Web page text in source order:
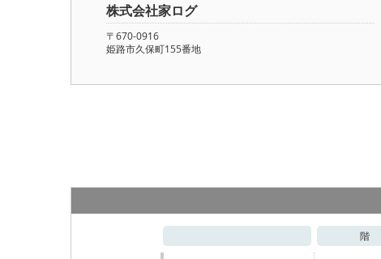
株式会社家ログ
〒670-0916
姫路市久保町155番地
階